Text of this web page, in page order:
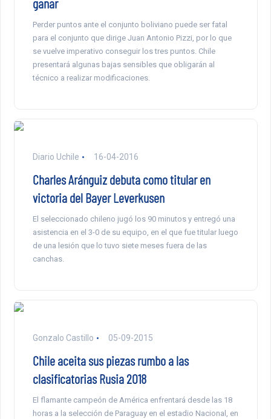
ganar
Perder puntos ante el conjunto boliviano puede ser fatal
para el conjunto que dirige Juan Antonio Pizzi, por lo que
se vuelve imperativo conseguir los tres puntos. Chile
presentará algunas bajas sensibles que obligarán al
técnico a realizar modificaciones.
Diario Uchile 16-04-2016
Charles Aránguiz debuta como titular en
victoria del Bayer Leverkusen
El seleccionado chileno jugó los 90 minutos y entregó una
asistencia en el 3-0 de su equipo, en el que fue titular luego
de una lesión que lo tuvo siete meses fuera de las
canchas.
Gonzalo Castillo 05-09-2015
Chile aceita sus piezas rumbo a las
clasificatorias Rusia 2018
El flamante campeón de América enfrentará desde las 18
horas a la selección de Paraguay en el estadio Nacional, en